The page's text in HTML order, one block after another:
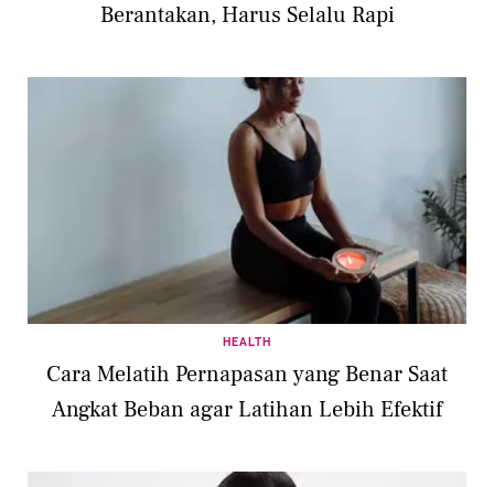
Berantakan, Harus Selalu Rapi
HEALTH
Cara Melatih Pernapasan yang Benar Saat
Angkat Beban agar Latihan Lebih Efektif